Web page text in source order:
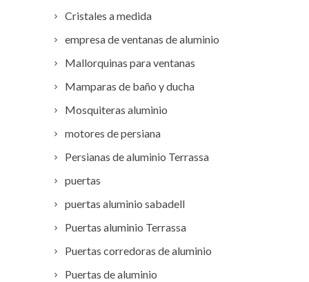
Cristales a medida
empresa de ventanas de aluminio
Mallorquinas para ventanas
Mamparas de baño y ducha
Mosquiteras aluminio
motores de persiana
Persianas de aluminio Terrassa
puertas
puertas aluminio sabadell
Puertas aluminio Terrassa
Puertas corredoras de aluminio
Puertas de aluminio